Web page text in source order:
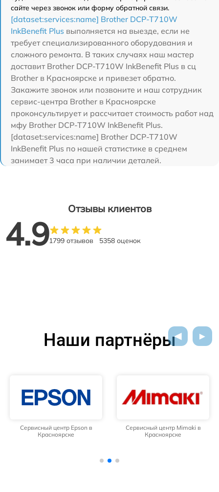
сайте через звонок или форму обратной связи.
[dataset:services:name] Brother DCP-T710W
InkBenefit Plus выполняется на выезде, если не
требует специализированного оборудования и
сложного ремонта. В таких случаях наш мастер
доставит Brother DCP-T710W InkBenefit Plus в сц
Brother в Красноярске и привезет обратно.
Закажите звонок или позвоните и наш сотрудник
сервис-центра Brother в Красноярске
проконсультирует и рассчитает стоимость работ над
мфу Brother DCP-T710W InkBenefit Plus.
[dataset:services:name] Brother DCP-T710W
InkBenefit Plus по нашей статистике в среднем
занимает 3 часа при наличии деталей.
Отзывы клиентов
4.91799 отзывов 5358 оценок
Наши партнёры
Сервисный центр Epson в
Красноярске
Сервисный центр Mimaki в
Красноярске